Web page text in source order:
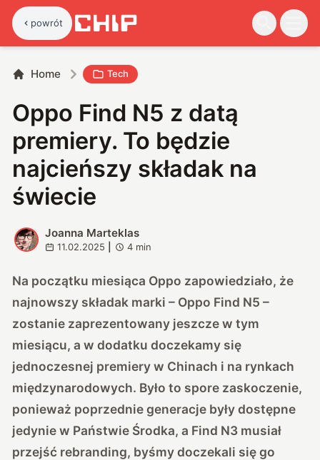
powrót
Home Tech
Oppo Find N5 z datą
premiery. To będzie
najcieńszy składak na
świecie
J
Joanna Marteklas
11.02.2025 4 min
Na początku miesiąca Oppo zapowiedziało, że
najnowszy składak marki – Oppo Find N5 –
zostanie zaprezentowany jeszcze w tym
miesiącu, a w dodatku doczekamy się
jednoczesnej premiery w Chinach i na rynkach
międzynarodowych. Było to spore zaskoczenie,
ponieważ poprzednie generacje były dostępne
jedynie w Państwie Środka, a Find N3 musiał
przejść rebranding, byśmy doczekali się go